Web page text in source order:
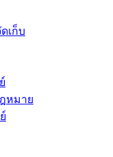
เก็บ
หมาย